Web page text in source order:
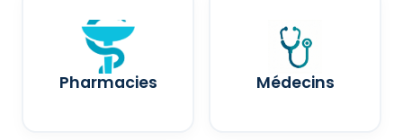
Pharmacies Médecins